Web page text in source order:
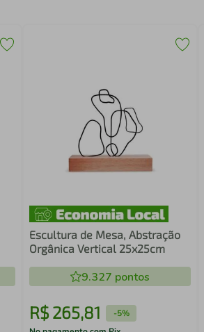
Escultura de Mesa, Abstração
Orgânica Vertical 25x25cm
9.327 pontos
R$265,81 -5%